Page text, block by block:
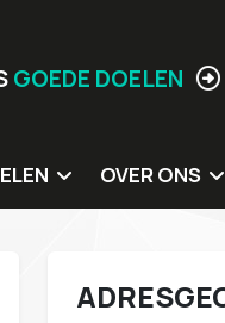
GOEDE DOELEN
OVER ONS
Jouw locatie
Meer